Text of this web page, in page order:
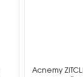
Acnemy